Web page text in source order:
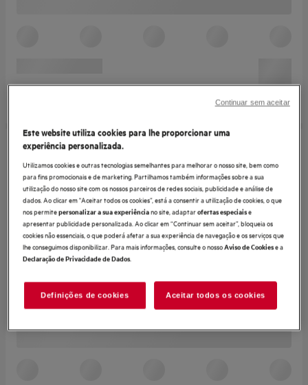
Este website utiliza cookies para lhe proporcionar uma
experiência personalizada.
Utilizamos cookies e outras tecnologias semelhantes para melhorar o nosso site, bem como
para fins promocionais e de marketing. Partilhamos também informações sobre a sua
utilização do nosso site com os nossos parceiros de redes sociais, publicidade e análise de
dados. Ao clicar em "Aceitar todos os cookies”, está a consentir a utilização de cookies, o que
nos permitepersonalizar a sua experiênciano site, adaptarofertas especiaise
apresentar publicidade personalizada. Ao clicar em “Continuar sem aceitar”, bloqueia os
cookies não essenciais, o que poderá afetar a sua experiência de navegação e os serviços que
lhe conseguimos disponibilizar. Para mais informações, consulte o nossoAviso de Cookiese a
Declaração de Privacidade de Dados.
Definições de cookies Aceitar todos os cookies
Continuar sem aceitar